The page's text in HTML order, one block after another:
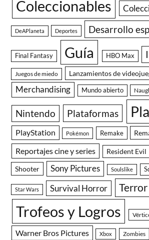
Coleccionables
DeAPlaneta Deportes Desarrollo
Final Fantasy Guía HBO Max
Juegos de miedo Lanzamientos de
Merchandising Mundo abierto
Nintendo Plataformas
PlayStation Pokémon Remake
Reportajes cine y series Resident Evil
Shooter Sony Pictures Soulslike
Star Wars Survival Horror Terror
Trofeos y Logros
Warner Bros Pictures Xbox Zombies